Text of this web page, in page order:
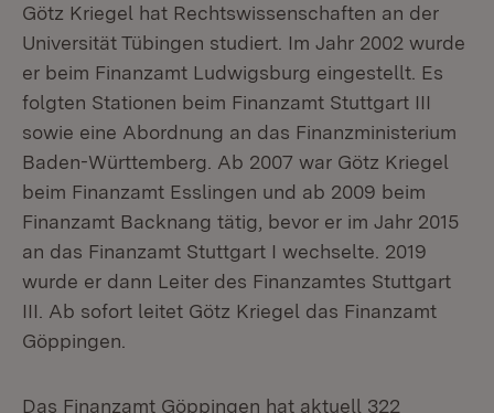
Götz Kriegel hat Rechtswissenschaften an der
Universität Tübingen studiert. Im Jahr 2002 wurde
er beim Finanzamt Ludwigsburg eingestellt. Es
folgten Stationen beim Finanzamt Stuttgart III
sowie eine Abordnung an das Finanzministerium
Baden-Württemberg. Ab 2007 war Götz Kriegel
beim Finanzamt Esslingen und ab 2009 beim
Finanzamt Backnang tätig, bevor er im Jahr 2015
an das Finanzamt Stuttgart I wechselte. 2019
wurde er dann Leiter des Finanzamtes Stuttgart
III. Ab sofort leitet Götz Kriegel das Finanzamt
Göppingen.
Das Finanzamt Göppingen hat aktuell 322